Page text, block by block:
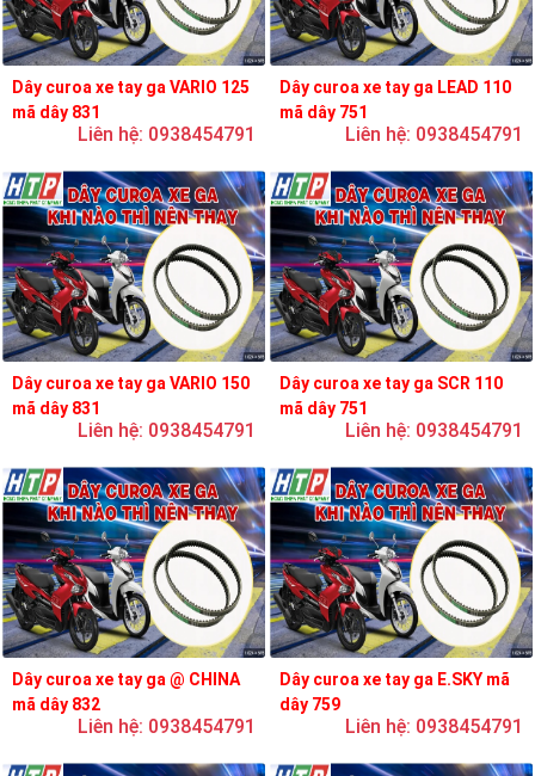
Dây curoa xe tay ga VARIO 125
mã dây 831
Liên hệ: 0938454791
Dây curoa xe tay ga LEAD 110
mã dây 751
Liên hệ: 0938454791
Dây curoa xe tay ga VARIO 150
mã dây 831
Liên hệ: 0938454791
Dây curoa xe tay ga SCR 110
mã dây 751
Liên hệ: 0938454791
Dây curoa xe tay ga @ CHINA
mã dây 832
Liên hệ: 0938454791
Dây curoa xe tay ga E.SKY mã
dây 759
Liên hệ: 0938454791